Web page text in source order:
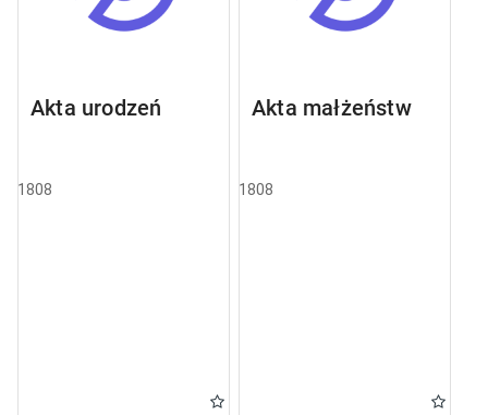
Akta urodzeń
1808
Akta małżeństw
1808